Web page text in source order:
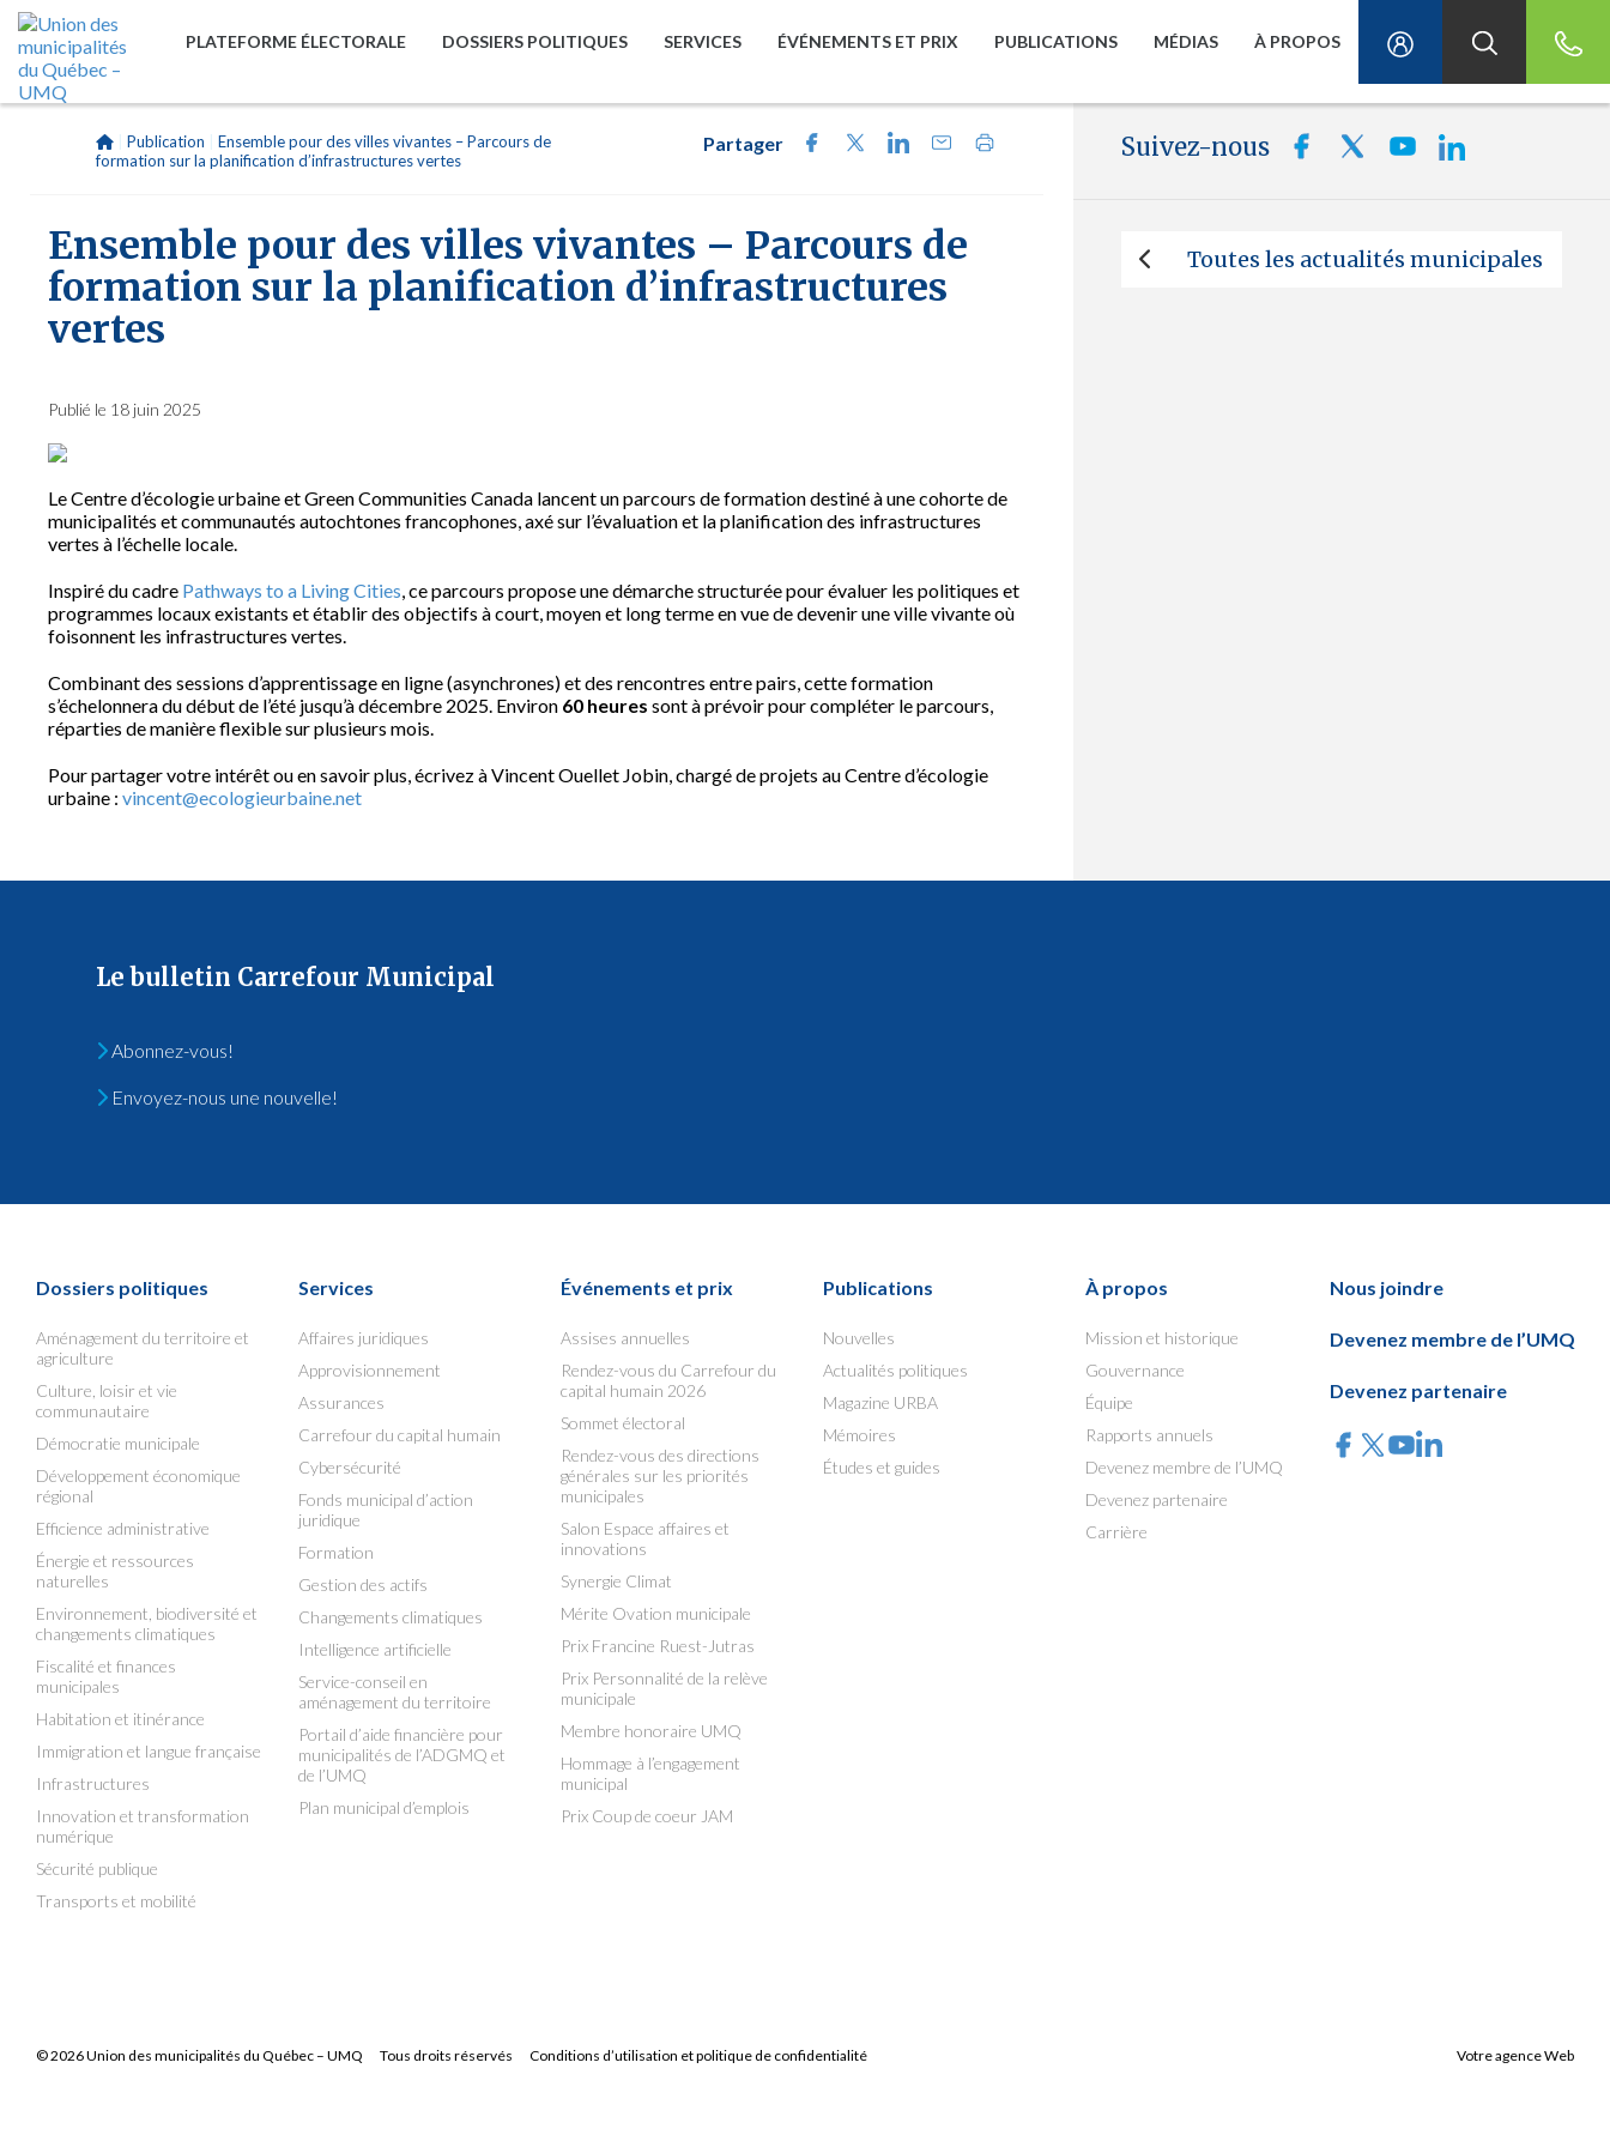
PLATEFORME ÉLECTORALE DOSSIERS POLITIQUES SERVICES ÉVÉNEMENTS ET PRIX PUBLICATIONS MÉDIAS À PROPOS
Publication
Ensemble pour des villes vivantes – Parcours de
formation sur la planification d’infrastructures vertes
Partager
Ensemble pour des villes vivantes – Parcours de
formation sur la planification d’infrastructures
vertes
Publié le 18 juin 2025
Le Centre d’écologie urbaine et Green Communities Canada lancent un parcours de formation destiné à une cohorte de
municipalités et communautés autochtones francophones, axé sur l’évaluation et la planification des infrastructures
vertes à l’échelle locale.
Inspiré du cadre Pathways to a Living Cities, ce parcours propose une démarche structurée pour évaluer les politiques et
programmes locaux existants et établir des objectifs à court, moyen et long terme en vue de devenir une ville vivante où
foisonnent les infrastructures vertes.
Combinant des sessions d’apprentissage en ligne (asynchrones) et des rencontres entre pairs, cette formation
s’échelonnera du début de l’été jusqu’à décembre 2025. Environ 60 heures sont à prévoir pour compléter le parcours,
réparties de manière flexible sur plusieurs mois.
Pour partager votre intérêt ou en savoir plus, écrivez à Vincent Ouellet Jobin, chargé de projets au Centre d’écologie
urbaine : vincent@ecologieurbaine.net
Suivez-nous
Toutes les actualités municipales
Le bulletin Carrefour Municipal
Abonnez-vous!
Envoyez-nous une nouvelle!
Dossiers politiques
Aménagement du territoire et
agriculture
Culture, loisir et vie
communautaire
Démocratie municipale
Développement économique
régional
Efficience administrative
Énergie et ressources
naturelles
Environnement, biodiversité et
changements climatiques
Fiscalité et finances
municipales
Habitation et itinérance
Immigration et langue française
Infrastructures
Innovation et transformation
numérique
Sécurité publique
Transports et mobilité
Services
Affaires juridiques
Approvisionnement
Assurances
Carrefour du capital humain
Cybersécurité
Fonds municipal d’action
juridique
Formation
Gestion des actifs
Changements climatiques
Intelligence artificielle
Service-conseil en
aménagement du territoire
Portail d’aide financière pour
municipalités de l’ADGMQ et
de l’UMQ
Plan municipal d’emplois
Événements et prix
Assises annuelles
Rendez-vous du Carrefour du
capital humain 2026
Sommet électoral
Rendez-vous des directions
générales sur les priorités
municipales
Salon Espace affaires et
innovations
Synergie Climat
Mérite Ovation municipale
Prix Francine Ruest-Jutras
Prix Personnalité de la relève
municipale
Membre honoraire UMQ
Hommage à l’engagement
municipal
Prix Coup de coeur JAM
Publications
Nouvelles
Actualités politiques
Magazine URBA
Mémoires
Études et guides
À propos
Mission et historique
Gouvernance
Équipe
Rapports annuels
Devenez membre de l’UMQ
Devenez partenaire
Carrière
Nous joindre
Devenez membre de l’UMQ
Devenez partenaire
© 2026 Union des municipalités du Québec – UMQ Tous droits réservés Conditions d’utilisation et politique de confidentialité Votre agence Web